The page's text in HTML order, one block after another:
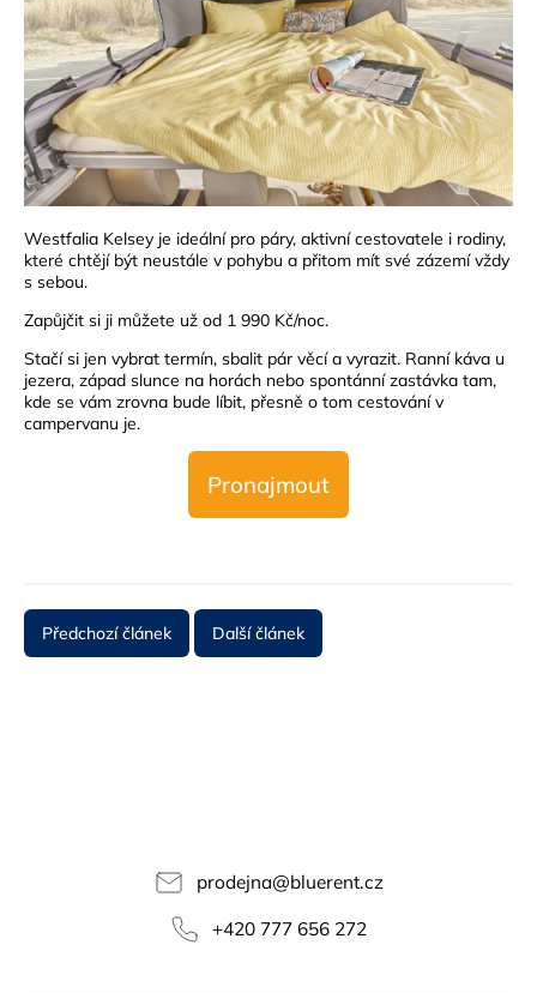
Westfalia Kelsey je ideální pro páry, aktivní cestovatele i rodiny,
které chtějí být neustále v pohybu a přitom mít své zázemí vždy
s sebou.
Zapůjčit si ji můžete už od 1 990 Kč/noc.
Stačí si jen vybrat termín, sbalit pár věcí a vyrazit. Ranní káva u
jezera, západ slunce na horách nebo spontánní zastávka tam,
kde se vám zrovna bude líbit, přesně o tom cestování v
campervanu je.
Pronajmout
Předchozí článek Další článek
prodejna@bluerent.cz
+420 777 656 272